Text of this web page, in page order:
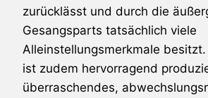
zurücklässt und durch die
Gesangsparts tatsächlich viele
Alleinstellungsmerkmale besitzt.
ist zudem hervorragend
überraschendes,